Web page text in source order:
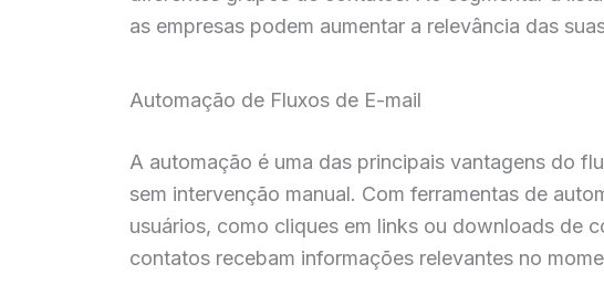
as empresas podem aumentar a relevância das
Automação de Fluxos de E-mail
A automação é uma das principais vantagens do
sem intervenção manual. Com ferramentas de
usuários, como cliques em links ou downloads de
contatos recebam informações relevantes no